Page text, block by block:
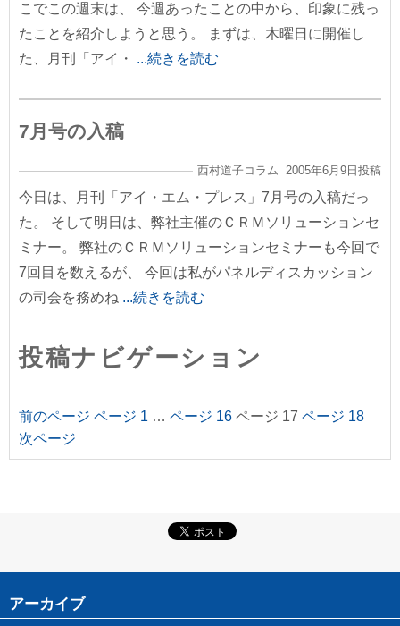
こでこの週末は、 今週あったことの中から、印象に残っ
たことを紹介しようと思う。 まずは、木曜日に開催し
た、月刊「アイ・ ...続きを読む
7月号の入稿
西村道子コラム 2005年6月9日投稿
今日は、月刊「アイ・エム・プレス」7月号の入稿だっ
た。 そして明日は、弊社主催のＣＲＭソリューションセ
ミナー。 弊社のＣＲＭソリューションセミナーも今回で
7回目を数えるが、 今回は私がパネルディスカッション
の司会を務めね ...続きを読む
投稿ナビゲーション
前のページ ページ 1 … ページ 16 ページ 17 ページ 18
次ページ
アーカイブ